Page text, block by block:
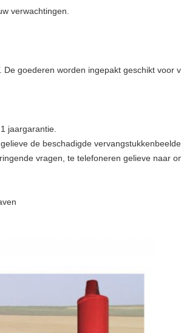
verwachtingen.
De goederen worden ingepakt geschikt
jaargarantie.
de beschadigde
vragen, te telefoneren gelieve naar